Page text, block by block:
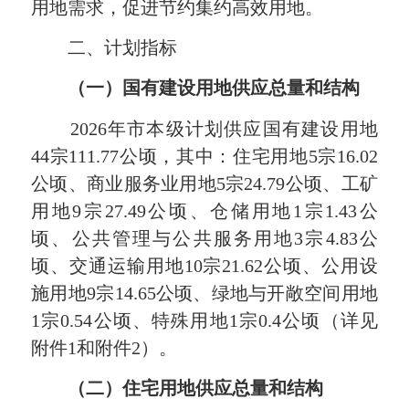
用地需求，促进节约集约高效用地。
二、计划指标
（一）国有建设用地供应总量和结构
2026年市本级计划供应国有建设用地
44宗111.77公顷，其中：住宅用地5宗16.02
公顷、商业服务业用地5宗24.79公顷、工矿
用地9宗27.49公顷、仓储用地1宗1.43公
顷、公共管理与公共服务用地3宗4.83公
顷、交通运输用地10宗21.62公顷、公用设
施用地9宗14.65公顷、绿地与开敞空间用地
1宗0.54公顷、特殊用地1宗0.4公顷（详见
附件1和附件2）。
（二）住宅用地供应总量和结构